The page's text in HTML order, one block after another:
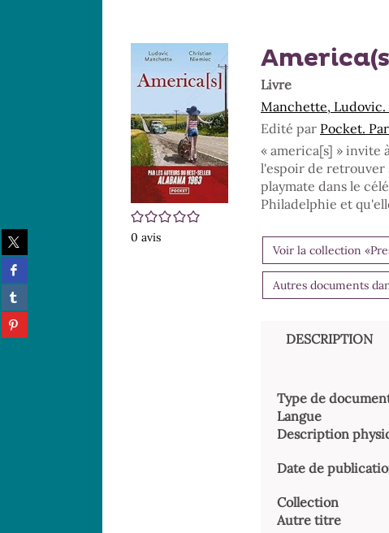
Partager
sur
twitter
(Nouvelle
fenêtre)
Partager
sur
facebook
(Nouvelle
fenêtre)
Partager
sur
tumblr
(Nouvelle
Partager
sur
/5
0 avis
Livre
Manchette,
Edité par Pocket.
« america[s] » invite
l'espoir de retrouver
playmate dans le
Philadelphie et
Voir la collection
Autres documents
DESCRIPTION
Type de
Langue
Date de
Collection
Autre titre